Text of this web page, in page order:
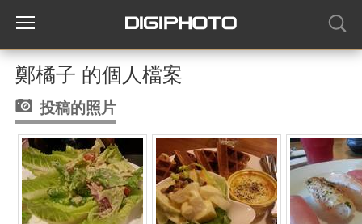
鄭橘子 的個人檔案
投稿的照片